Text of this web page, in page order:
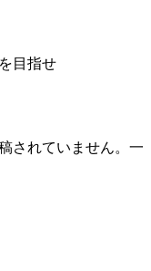
目指せ
されていません。一